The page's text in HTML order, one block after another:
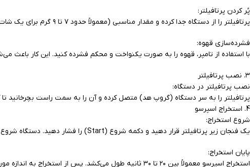
پُر کردن پرتافیلتر:
پرتافیلتر را از دستگاه جدا کرده و مقدار مناسبی (معمولاً حدود ۷ تا ۹ گرم برای یک شات) پودر قهوه را در آن بریزید.
فشرده‌سازی قهوه:
با استفاده از تامپر، قهوه را به صورت یکنواخت و محکم فشرده کنید. این کار
۳. نصب پرتافیلتر
نصب پرتافیلتر در دستگاه:
پرتافیلتر را به سر دستگاه (گروپ هد) متصل کرده و آن را به سمت راست بچرخانید
4. استخراج اسپرسو
شروع استخراج:
یک فنجان زیر پرتافیلتر قرار دهید و دکمه شروع (Start) را فشار دهید. دستگاه شروع به پمپ کردن آب با فشار از طریق پودر قهوه می‌کند.
پایان استخراج:
استخراج اسپرسو معمولاً بین ۲۰ تا ۳۰ ثانیه طول می‌کشد. پس از استخراج به اندازه مورد نظر (حدود ۳۰ میلی‌لیتر برای یک شات)، دستگاه را متوقف کنید.